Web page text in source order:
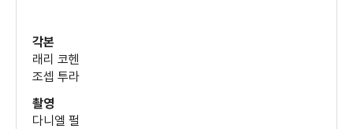
각본
래리 코헨
조셉 투라
촬영
다니엘 펄